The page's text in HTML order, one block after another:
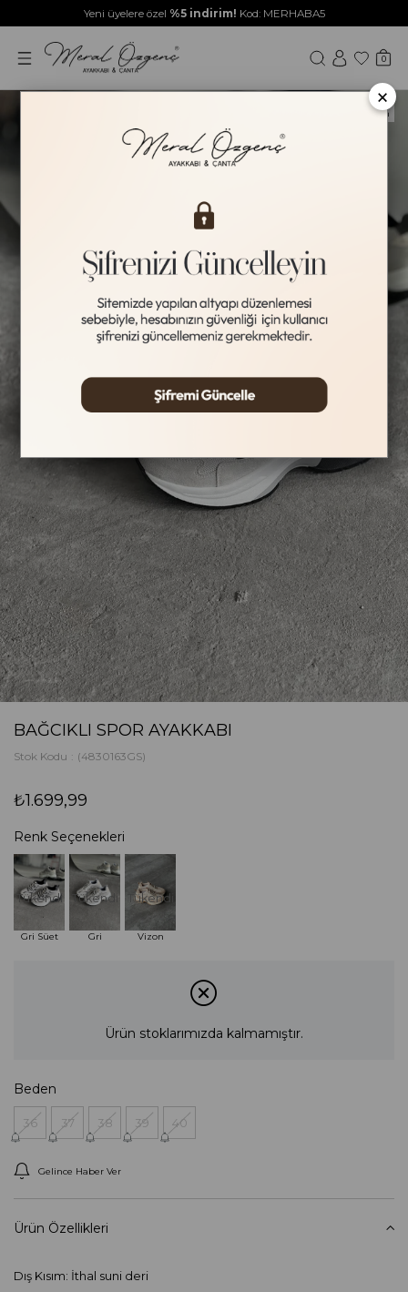
Yeni üyelere özel %5 indirim! Kod: MERHABA5
0
Yeni Ürün
BAĞCIKLI SPOR AYAKKABI
Stok Kodu (4830163GS)
₺1.699,99
Renk Seçenekleri
Tükendi
Gri Süet
Tükendi
Gri
Tükendi
Vizon
Ürün stoklarımızda kalmamıştır.
Beden
36 37 38 39 40
Gelince Haber Ver
Ürün Özellikleri
Dış Kısım: İthal suni deri
×